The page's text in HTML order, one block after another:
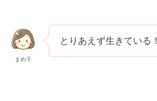
まめ子
とりあえず生きている！